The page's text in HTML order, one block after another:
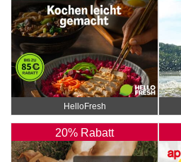
HelloFresh
20% Rabatt